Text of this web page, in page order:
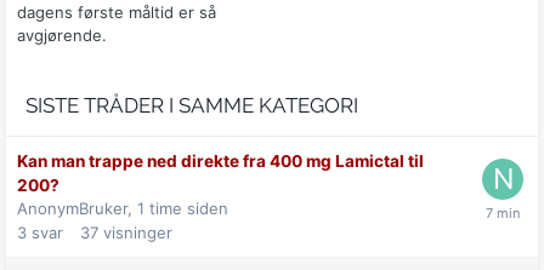
dagens første måltid er så
avgjørende.
SISTE TRÅDER I SAMME KATEGORI
Kan man trappe ned direkte fra 400 mg Lamictal til
200?
AnonymBruker, 1 time siden
3 svar 37 visninger